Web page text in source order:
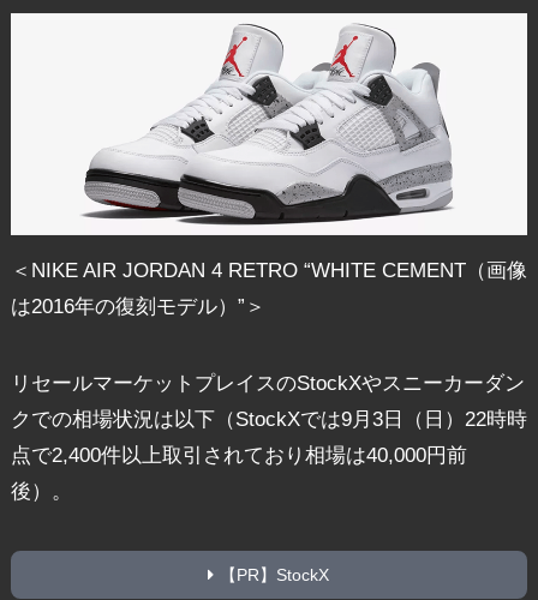
＜NIKE AIR JORDAN 4 RETRO “WHITE CEMENT（画像
は2016年の復刻モデル）”＞
リセールマーケットプレイスのStockXやスニーカーダン
クでの相場状況は以下（StockXでは9月3日（日）22時時
点で2,400件以上取引されており相場は40,000円前
後）。
【PR】StockX